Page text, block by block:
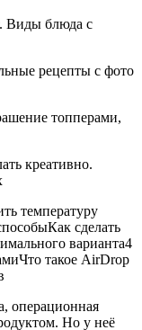
Виды блюда с
рецепты с фото
топперами,
креативно.
температуру
сделать
варианта4
такое AirDrop
операционная
Но у неё